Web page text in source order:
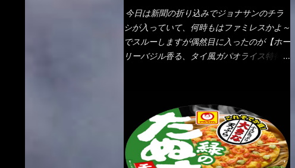
上がったら、丼へ入れてから小鍋のスープを
丼の中へ 最後に小鍋の具を上にかけ、韮の
葉の部分をドサッと乗せて調味油を入れて完
成です。 どうでしょう？ 見た目 Goodデ
イ・ノンスチーム製法で仕上げた、生めんに
近い風味のストレートめんです。 豚の旨味
に数種類の唐辛子、ニンニクを加えた辛さと
コクが凝縮された醤油ベースのスープです。
調味油に赤ラー油とごま油を使用することに
チーズに焦げ目が付いているのを、しっかり
確認し買うことをオススメします。（取り分
け量にも若干有り差がでてるだろう） 早速
タバスコを振りかけて食べてみると・・・結
使ってみたら、これが凄くうまくすくえるん
だよねぇ～（このスプーン当たりだね） 今
回新作のグラタンを頂きましたが、まずまず
の美味しさとダイソーのカレースプーンの。
すくい上げ力の良さを再度認識できました。
今日は新聞の折り込みでジョナサンのチラ
シが入っていて、何時もはファミレスかよ～
でスルーしますが偶然目に入ったのが【ホー
リーバジル香る、タイ風ガパオライス特得ク
て・・・今日じゃん！！ そこで近くのお店
へ・・・・ モーニング以外の通常メニュー
は、10:30以降に提供されるので10:40頃に店
内へ 私は基本的、どの店に行っても同じメ